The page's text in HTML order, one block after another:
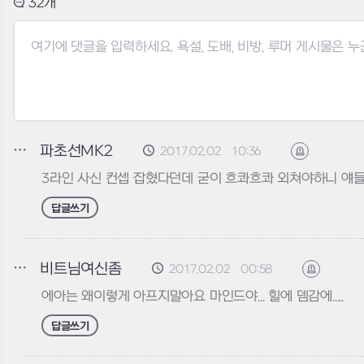
32
파초선MK2 2017.02.02 10:36 신고하기
3라인 사신 컨셉 잡혔다던데 굳이 흐콰흐콰 외쳐야하니 얘
답글쓰기
비트님여신좀 2017.02.02 00:58 신고하기
에아는 왜이렇게 아프지말아요 마인드야... 힐에 뎀감에.....
답글쓰기